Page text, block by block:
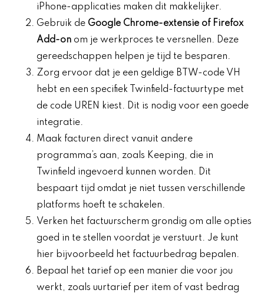
iPhone-applicaties maken dit makkelijker.
Gebruik de Google Chrome-extensie of Firefox
Add-on om je werkproces te versnellen. Deze
gereedschappen helpen je tijd te besparen.
Zorg ervoor dat je een geldige BTW-code VH
hebt en een specifiek Twinfield-factuurtype met
de code UREN kiest. Dit is nodig voor een goede
integratie.
Maak facturen direct vanuit andere
programma’s aan, zoals Keeping, die in
Twinfield ingevoerd kunnen worden. Dit
bespaart tijd omdat je niet tussen verschillende
platforms hoeft te schakelen.
Verken het factuurscherm grondig om alle opties
goed in te stellen voordat je verstuurt. Je kunt
hier bijvoorbeeld het factuurbedrag bepalen.
Bepaal het tarief op een manier die voor jou
werkt, zoals uurtarief per item of vast bedrag